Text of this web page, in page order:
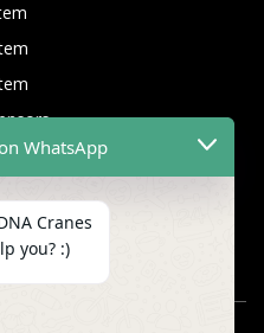
WhatsApp
Cranes
you? :)